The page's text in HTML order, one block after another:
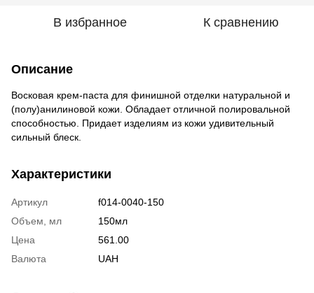
В избранное К сравнению
Описание
Восковая крем-паста для финишной отделки натуральной и
(полу)анилиновой кожи. Обладает отличной полировальной
способностью. Придает изделиям из кожи удивительный
сильный блеск.
Характеристики
Артикул
f014-0040-150
Объем, мл
150мл
Цена
561.00
Валюта
UAH